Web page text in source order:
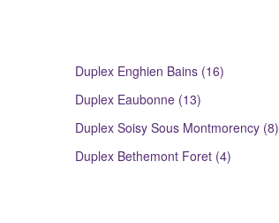
Duplex Enghien Bains (16)
Duplex Eaubonne (13)
Duplex Soisy Sous Montmorency (8)
Duplex Bethemont Foret (4)